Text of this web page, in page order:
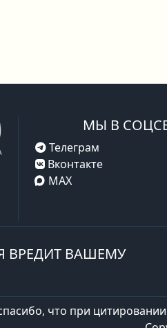
МЫ В
Телеграм
Вконтакте
MAX
ВРЕДИТ ВАШЕМУ
что при